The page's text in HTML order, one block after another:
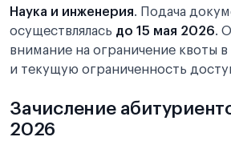
Наука и инженерия. Подача
осуществлялась до 15 мая 2026.
внимание на ограничение квоты в
и текущую ограниченность
Зачисление
2026